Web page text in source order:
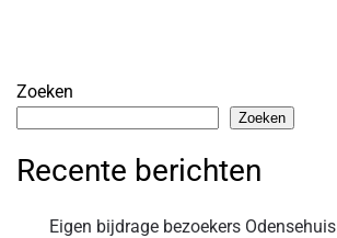
Zoeken
Zoeken
Recente berichten
Eigen bijdrage bezoekers Odensehuis